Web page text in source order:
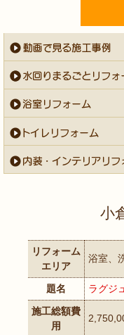
小
リフォーム
エリア
浴室、
題名 ラグジ
施工総額費
用